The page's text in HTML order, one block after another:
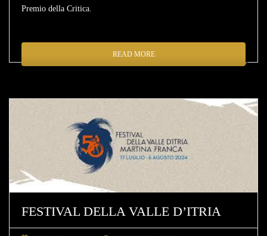
Premio della Critica.
READ MORE
FESTIVAL DELLA VALLE D’ITRIA